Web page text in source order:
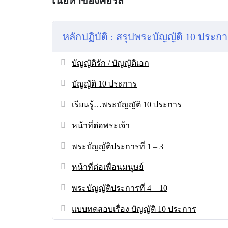
หลักปฏิบัติ : สรุปพระบัญญัติ 10 ประก
บัญญัติรัก / บัญญัติเอก
บัญญัติ 10 ประการ
เรียนรู้…พระบัญญัติ 10 ประการ
หน้าที่ต่อพระเจ้า
พระบัญญัติประการที่ 1 – 3
หน้าที่ต่อเพื่อนมนุษย์
พระบัญญัติประการที่ 4 – 10
แบบทดสอบเรื่อง บัญญัติ 10 ประการ